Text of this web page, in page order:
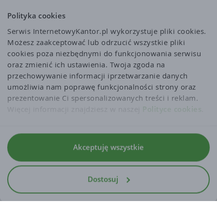
Polityka cookies
Serwis InternetowyKantor.pl wykorzystuje pliki cookies.
Możesz zaakceptować lub odrzucić wszystkie pliki
cookies poza niezbędnymi do funkcjonowania serwisu
oraz zmienić ich ustawienia. Twoja zgoda na
przechowywanie informacji iprzetwarzanie danych
umożliwia nam poprawę funkcjonalności strony oraz
prezentowanie Ci spersonalizowanych treści i reklam.
Więcej informacji znajdziesz w naszej
Polityce cookies
Akceptuję wszystkie
Dostosuj
Regulaminy
Dla mediów